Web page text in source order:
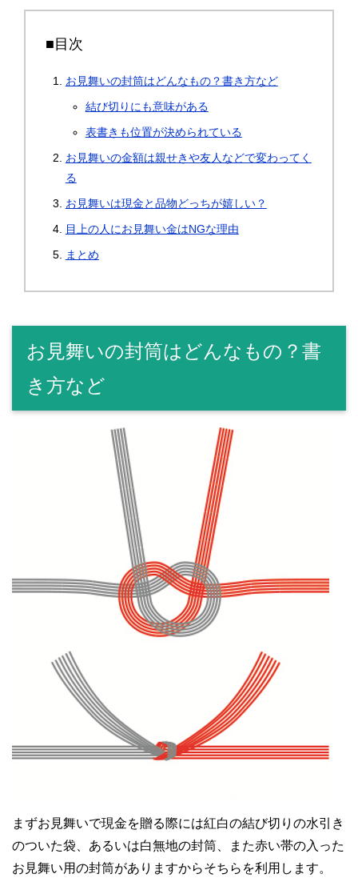
■目次
お見舞いの封筒はどんなもの？書き方など
結び切りにも意味がある
表書きも位置が決められている
お見舞いの金額は親せきや友人などで変わってく
る
お見舞いは現金と品物どっちが嬉しい？
目上の人にお見舞い金はNGな理由
まとめ
お見舞いの封筒はどんなもの？書
き方など
まずお見舞いで現金を贈る際には紅白の結び切りの水引き
のついた袋、あるいは白無地の封筒、また赤い帯の入った
お見舞い用の封筒がありますからそちらを利用します。